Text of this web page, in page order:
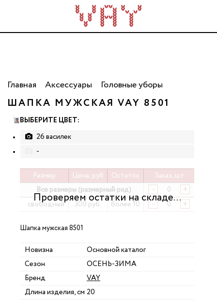
Трикотаж для всей семьи. Сделано в России. Опт
от 5 000 рублей.
Главная Аксессуары Головные уборы
ШАПКА МУЖСКАЯ VAY 8501
ВЫБЕРИТЕ ЦВЕТ:
26 василек
-
Размер Цена, руб Остаток
Заказ, шт
Все размеры (размерный ряд)
- +
свободный 300 руб. более 10 - +
Шапка мужская 8501
Новизна
Основной каталог
Сезон
ОСЕНЬ-ЗИМА
Бренд
VAY
Длина изделия, см 20